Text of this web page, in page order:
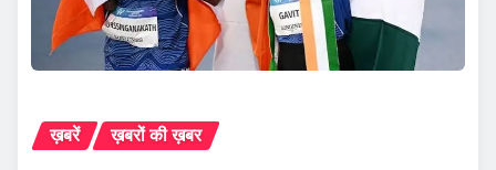
ख़बरें ख़बरों की ख़बर